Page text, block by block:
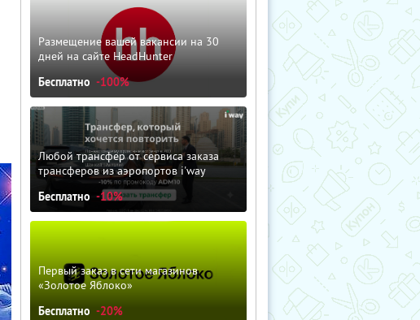
Размещение вашей вакансии на 30
дней на сайте HeadHunter
Бесплатно -100%
Любой трансфер от сервиса заказа
трансферов из аэропортов i'way
Бесплатно -10%
Первый заказ в сети магазинов
«Золотое Яблоко»
Бесплатно -20%